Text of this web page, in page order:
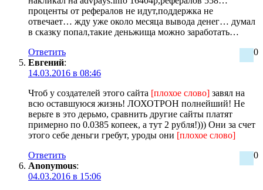
проценты от рефералов не идут,поддержка не
отвечает… жду уже около месяца вывода денег… думал
в сказку попал,такие деньжища можно заработать…
0
Ответить
Евгений:
14.03.2016 в 08:46
Чтоб у создателей этого сайта [плохое слово] завял на
всю оставшуюся жизнь! ЛОХОТРОН полнейший! Не
верьте в это дерьмо, сравнить другие сайты платят
примерно по 0.0385 копеек, а тут 2 рубля!))) Они за счет
этого себе деньги гребут, уроды они [плохое слово]
0
Ответить
Anonymous:
04.03.2016 в 15:06